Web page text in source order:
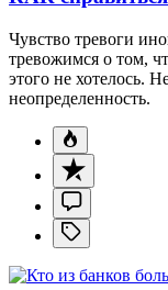
Чувство тревоги
тревожимся о том,
этого не хотелось.
неопределенность.